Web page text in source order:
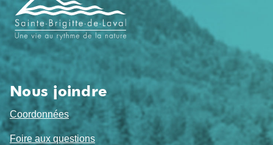
de
pied
de
page
Nous joindre
Coordonnées
Foire aux questions